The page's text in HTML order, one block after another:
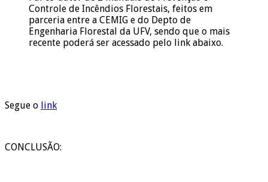
Controle de Incêndios Florestais, feitos em
parceria entre a CEMIG e do Depto de
Engenharia Florestal da UFV, sendo que o mais
recente poderá ser acessado pelo link abaixo.
Segue o link
CONCLUSÃO: